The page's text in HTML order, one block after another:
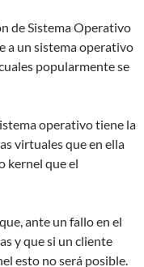
de Sistema Operativo
a un sistema operativo
popularmente se
operativo tiene la
virtuales que en ella
kernel que el
ante un fallo en el
y que si un cliente
esto no será posible.